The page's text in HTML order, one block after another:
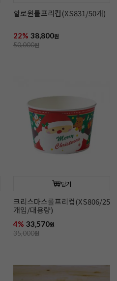
할로윈롤프리컵(XS831/50개)
22% 38,800원
50,000원
담기
크리스마스롤프리컵(XS806/25
개입/대용량)
4% 33,570원
35,000원